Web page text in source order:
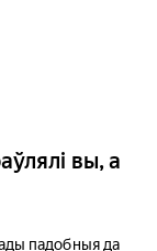
вы, а
падобныя да